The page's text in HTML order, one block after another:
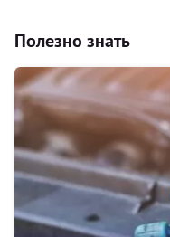
Полезно знать